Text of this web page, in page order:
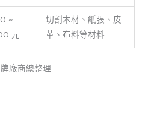
~
元
切割木材、紙張、皮
革、布料等材料
廠商總整理